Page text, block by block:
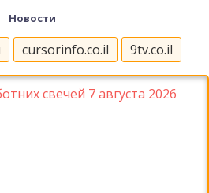
Новости
cursorinfo.co.il 9tv.co.il
свечей 7 августа 2026